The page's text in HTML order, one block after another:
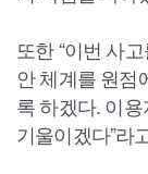
또한 “이번 사
안 체계를 원점
록 하겠다. 이
기울이겠다”라